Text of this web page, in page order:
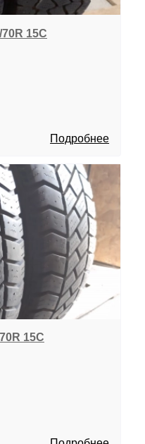
15C
Подробнее
15C